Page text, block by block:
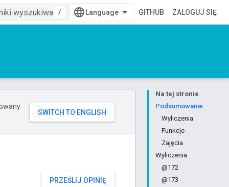
/
GITHUB ZALOGUJ SIĘ
Na tej stronie
Podsumowanie
Wyliczenia
Funkcje
Zajęcia
Wyliczenia
@172
@173
PRZEŚLIJ OPINIĘ